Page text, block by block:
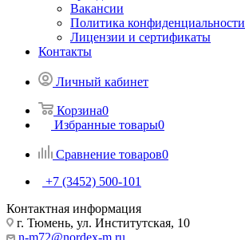
Вакансии
Политика конфиденциальности
Лицензии и сертификаты
Контакты
Личный кабинет
Корзина0
Избранные товары0
Сравнение товаров0
+7 (3452) 500-101
Контактная информация
г. Тюмень, ул. Институтская, 10
n-m72@nordex-m.ru